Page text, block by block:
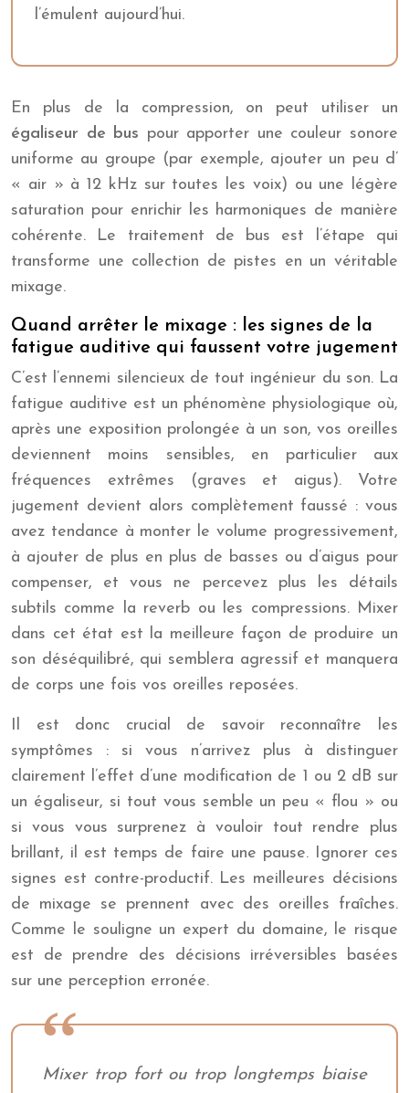
l’émulent aujourd’hui.
En plus de la compression, on peut utiliser un
égaliseur de bus pour apporter une couleur sonore
uniforme au groupe (par exemple, ajouter un peu d’
« air » à 12 kHz sur toutes les voix) ou une légère
saturation pour enrichir les harmoniques de manière
cohérente. Le traitement de bus est l’étape qui
transforme une collection de pistes en un véritable
mixage.
Quand arrêter le mixage : les signes de la
fatigue auditive qui faussent votre jugement
C’est l’ennemi silencieux de tout ingénieur du son. La
fatigue auditive est un phénomène physiologique où,
après une exposition prolongée à un son, vos oreilles
deviennent moins sensibles, en particulier aux
fréquences extrêmes (graves et aigus). Votre
jugement devient alors complètement faussé : vous
avez tendance à monter le volume progressivement,
à ajouter de plus en plus de basses ou d’aigus pour
compenser, et vous ne percevez plus les détails
subtils comme la reverb ou les compressions. Mixer
dans cet état est la meilleure façon de produire un
son déséquilibré, qui semblera agressif et manquera
de corps une fois vos oreilles reposées.
Il est donc crucial de savoir reconnaître les
symptômes : si vous n’arrivez plus à distinguer
clairement l’effet d’une modification de 1 ou 2 dB sur
un égaliseur, si tout vous semble un peu « flou » ou
si vous vous surprenez à vouloir tout rendre plus
brillant, il est temps de faire une pause. Ignorer ces
signes est contre-productif. Les meilleures décisions
de mixage se prennent avec des oreilles fraîches.
Comme le souligne un expert du domaine, le risque
est de prendre des décisions irréversibles basées
sur une perception erronée.
Mixer trop fort ou trop longtemps biaise